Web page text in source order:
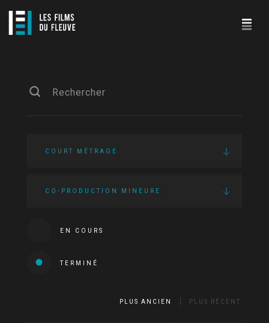
COURT MÉTRAGE
CO-PRODUCTION MINEURE
EN COURS
TERMINÉ
PLUS ANCIEN PLUS RÉCENT